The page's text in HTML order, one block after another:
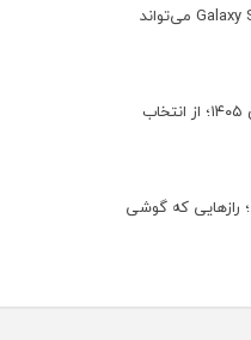
چگونه گوشی Galaxy S26 Ultra می‌تواند
راهنمای جامع کولر گازی ۱۴۰۵؛ از انتخاب
قابلیت‌های قلم S Pen ؛ رازهایی که گوشی